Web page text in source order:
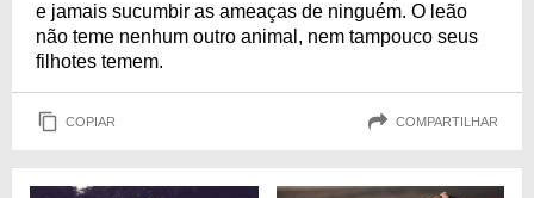
e jamais sucumbir as ameaças de ninguém. O leão
não teme nenhum outro animal, nem tampouco seus
filhotes temem.
COPIAR COMPARTILHAR